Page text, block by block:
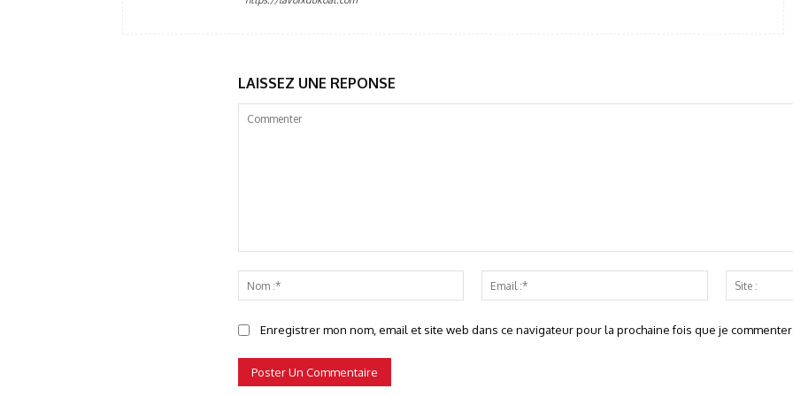
LAISSEZ UNE REPONSE
:*
Email
:*
Enregistrer mon nom, email et site web dans ce navigateur pour la prochaine fois que je